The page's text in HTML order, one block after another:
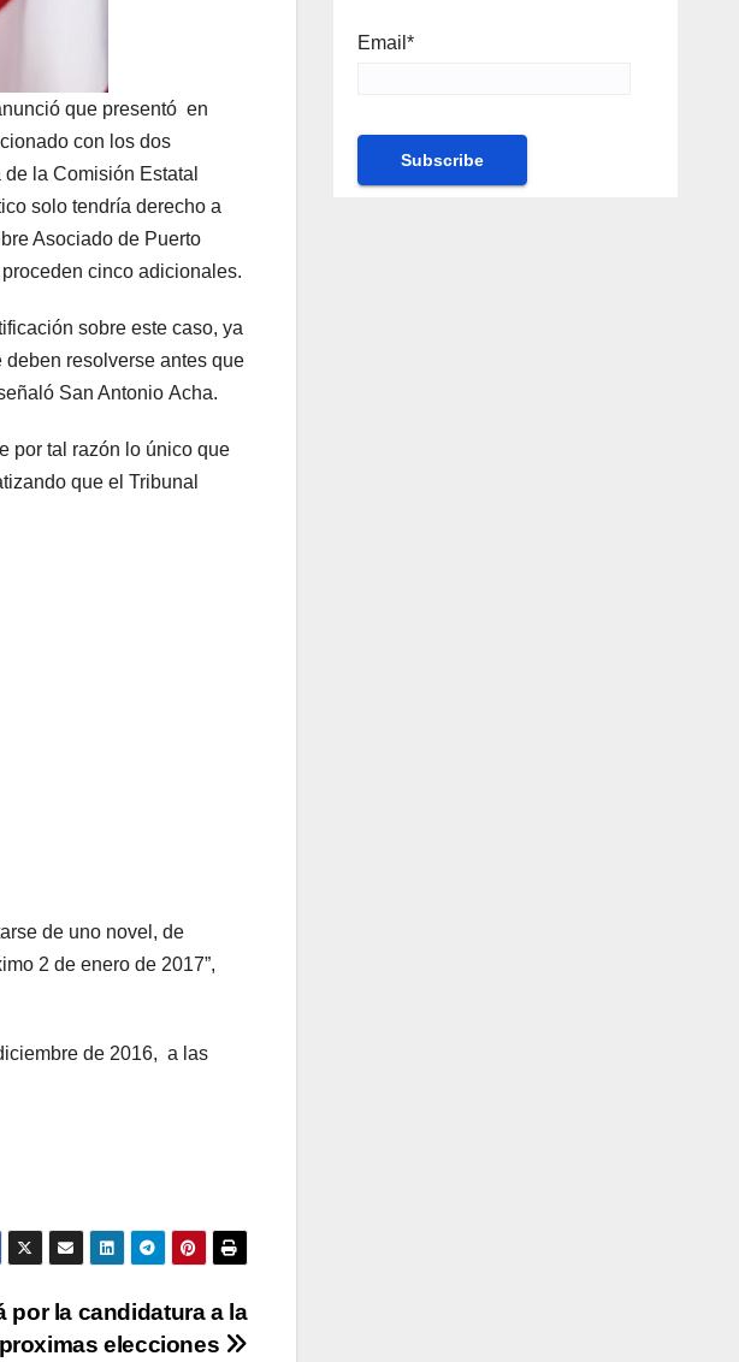
que presentó en
con los dos
la Comisión Estatal
solo tendría derecho a
Asociado de Puerto
cinco adicionales.
ación sobre este caso, ya
resolverse antes que
San Antonio Acha.
por tal razón lo único que
que el Tribunal
de uno novel, de
2 de enero de 2017”,
de 2016, a las
por la candidatura a la
elecciones
Email*